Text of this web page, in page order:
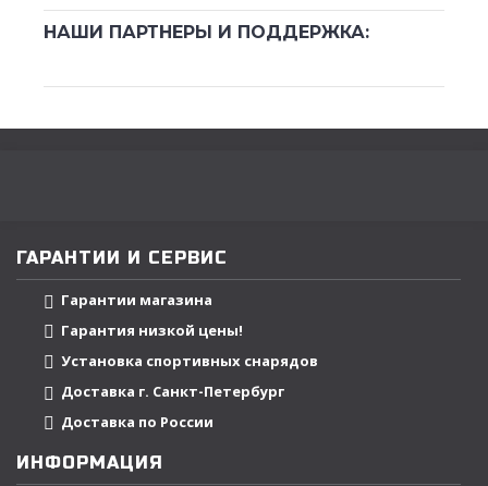
НАШИ ПАРТНЕРЫ И ПОДДЕРЖКА:
ГАРАНТИИ И СЕРВИС
Гарантии магазина
Гарантия низкой цены!
Установка спортивных снарядов
Доставка г. Санкт-Петербург
Доставка по России
ИНФОРМАЦИЯ